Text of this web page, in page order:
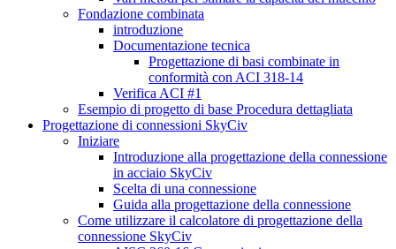
Fondazione combinata
introduzione
Documentazione tecnica
Progettazione di basi combinate in
conformità con ACI 318-14
Verifica ACI #1
Esempio di progetto di base Procedura dettagliata
Progettazione di connessioni SkyCiv
Iniziare
Introduzione alla progettazione della connessione
in acciaio SkyCiv
Scelta di una connessione
Guida alla progettazione della connessione
Come utilizzare il calcolatore di progettazione della
connessione SkyCiv